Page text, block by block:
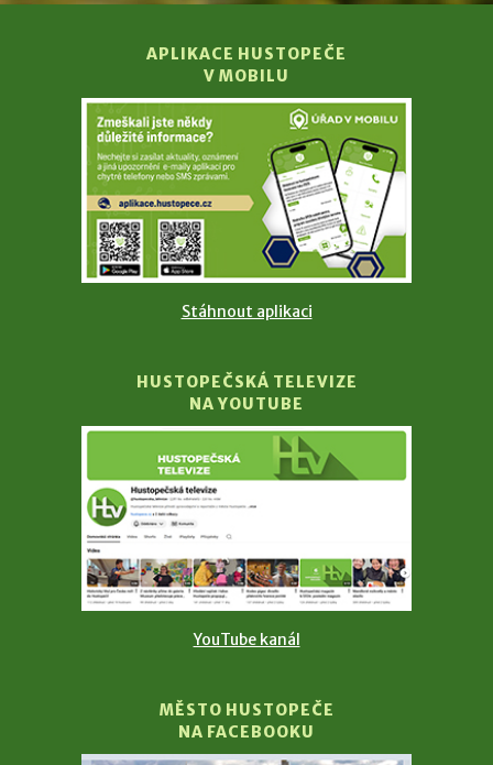
APLIKACE HUSTOPEČE
V MOBILU
Stáhnout aplikaci
HUSTOPEČSKÁ TELEVIZE
NA YOUTUBE
YouTube kanál
MĚSTO HUSTOPEČE
NA FACEBOOKU